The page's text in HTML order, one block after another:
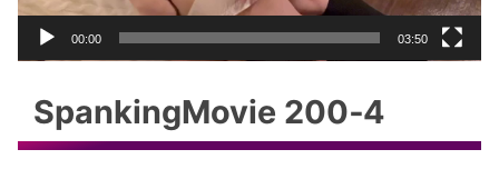
ー
00:00 03:50
SpankingMovie 200‐4